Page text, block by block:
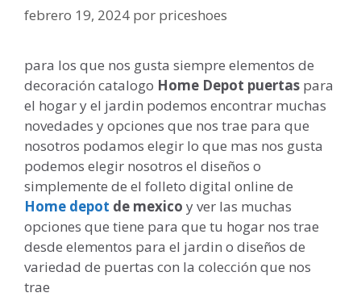
febrero 19, 2024 por priceshoes
para los que nos gusta siempre elementos de
decoración catalogo Home Depot puertas para
el hogar y el jardin podemos encontrar muchas
novedades y opciones que nos trae para que
nosotros podamos elegir lo que mas nos gusta
podemos elegir nosotros el diseños o
simplemente de el folleto digital online de
Home depot de mexico y ver las muchas
opciones que tiene para que tu hogar nos trae
desde elementos para el jardin o diseños de
variedad de puertas con la colección que nos
trae